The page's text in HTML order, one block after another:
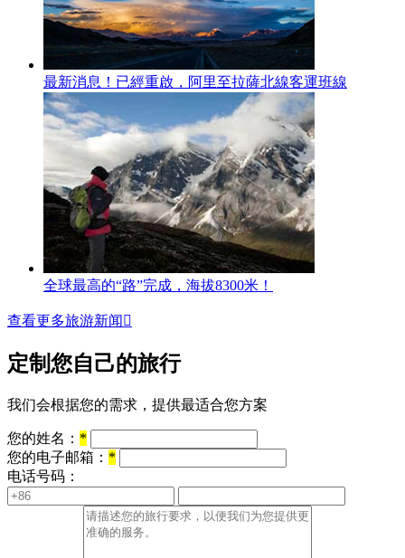
最新消息！已經重啟，阿里至拉薩北線客運班線
全球最高的“路”完成，海拔8300米！
查看更多旅游新闻 
定制您自己的旅行
我们会根据您的需求，提供最适合您方案
您的姓名： *
您的电子邮箱： *
电话号码：